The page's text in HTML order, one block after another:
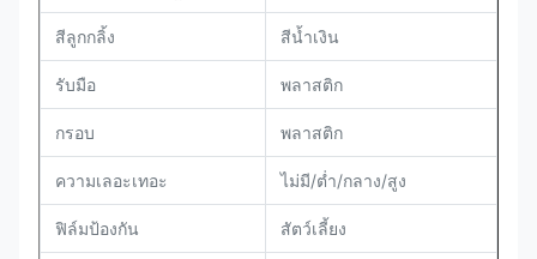
สีลูกกลิ้ง สีน้ำเงิน
รับมือ พลาสติก
กรอบ พลาสติก
ความเลอะเทอะ ไม่มี/ต่ำ/กลาง/สูง
ฟิล์มป้องกัน สัตว์เลี้ยง